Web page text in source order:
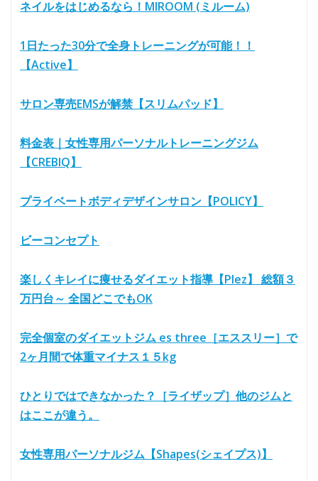
ネイルをはじめるなら！MIROOM (ミルーム)
1日たった30分で全身トレーニングが可能！！
【Active】
サロン専売EMSが解禁【スリムパッド】
料金表｜女性専用パーソナルトレーニングジム
【CREBIQ】
プライベートボディデザインサロン【POLICY】
ビーコンセプト
楽しくキレイに痩せるダイエット指導【Plez】 総額３
万円台～ 全国どこでもOK
完全個室のダイエットジム es three［エススリー］で
2ヶ月間で体重マイナス１５kg
ひとりではできなかった？［ライザップ］他のジムと
はここが違う。
女性専用パーソナルジム【Shapes(シェイプス)】